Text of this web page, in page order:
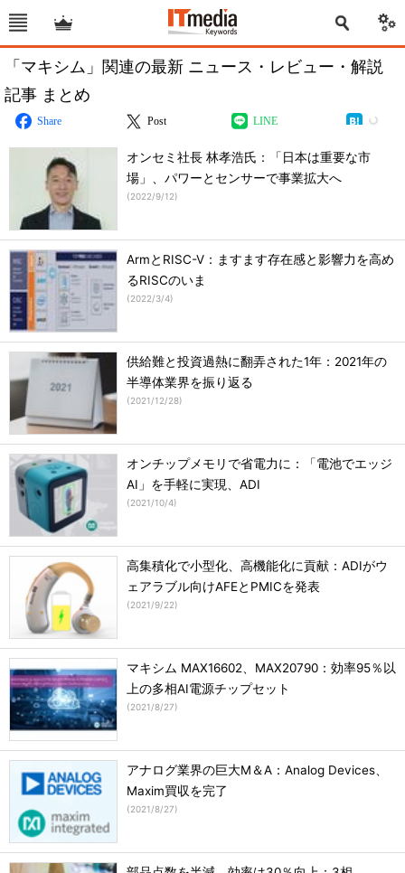
「マキシム」関連の最新 ニュース・レビュー・解説
記事 まとめ
Share Post LINE
オンセミ社長 林孝浩氏：「日本は重要な市
場」、パワーとセンサーで事業拡大へ
(2022/9/12)
ArmとRISC-V：ますます存在感と影響力を高め
るRISCのいま
(2022/3/4)
供給難と投資過熱に翻弄された1年：2021年の
半導体業界を振り返る
(2021/12/28)
オンチップメモリで省電力に：「電池でエッジ
AI」を手軽に実現、ADI
(2021/10/4)
高集積化で小型化、高機能化に貢献：ADIがウ
ェアラブル向けAFEとPMICを発表
(2021/9/22)
マキシム MAX16602、MAX20790：効率95％以
上の多相AI電源チップセット
(2021/8/27)
アナログ業界の巨大M＆A：Analog Devices、
Maxim買収を完了
(2021/8/27)